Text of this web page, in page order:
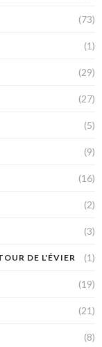
(73)
(1)
(29)
(27)
(5)
(9)
(16)
(2)
(3)
DE L'ÉVIER (1)
(19)
(21)
(8)